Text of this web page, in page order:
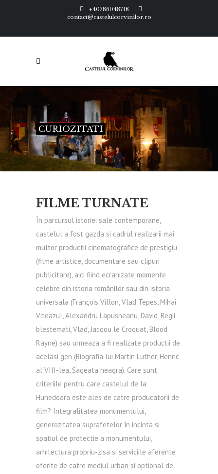
+40786048718
contact@castelulcorvinilor.ro
CURIOZITATI
FILME TURNATE
În parcursul istoriei sale contemporane,
castelul a fost gazda si cadrul realizarii mai
multor productii cinematografice de prestigiu
(filme artistice, documentare sau clipuri
publicitare), aici fiind ecranizate momente
celebre din istoria românilor sau din istoria
universala (François Villon, Vlad Tepes, Mihai
Viteazul, Alexandru Lapusneanu, David, Regii
blestemati, Vlad, Jacqou le Croquat, Blood
Rayne) sau urmeaza a fi realizate productii de
acelasi gen (Biografia lui Martin Luther, Henric
al VIII-lea, Sageata neagra). Care sunt
criteriile pentru care castelul de la
Hunedoara este ales de catre producatorii de
film? Integralitatea monumentului,
generozitatea suprafetelor în incinta si
spatiul de protectie a monumentului,
arhitectura propriu-zisa si serviciile aferente
oferite de catre mediul urban si optional de